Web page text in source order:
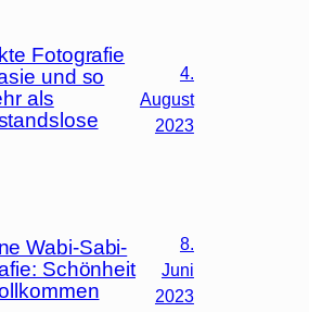
Fotografie
und so
als
4.
August
2023
Wabi-Sabi-
Schönheit
8.
Juni
2023